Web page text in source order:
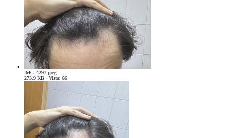
IMG_4297.jpeg
273.9 KB · Vista: 66